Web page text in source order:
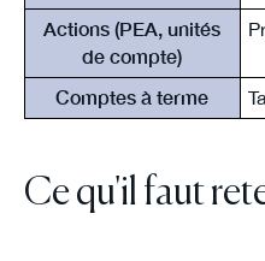
Actions (PEA, unités
de compte)
Comptes à terme
Ce qu'il faut